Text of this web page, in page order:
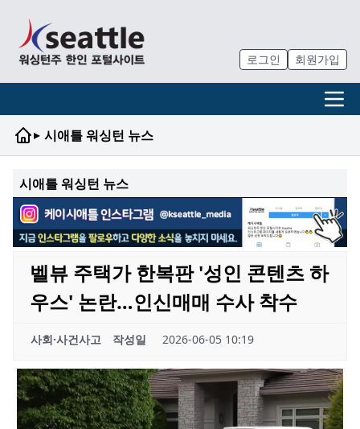
로그인 회원가입
▸ 시애틀 워싱턴 뉴스
시애틀 워싱턴 뉴스
벨뷰 주택가 한복판 '성인 콘텐츠 하
우스' 논란…인신매매 수사 착수
사회·사건사고 작성일 2026-06-05 10:19